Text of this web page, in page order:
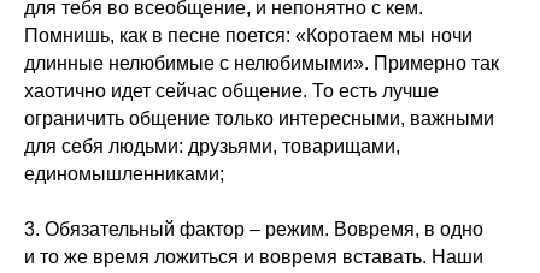
для тебя во всеобщение, и непонятно с кем.
Помнишь, как в песне поется: «Коротаем мы ночи
длинные нелюбимые с нелюбимыми». Примерно так
хаотично идет сейчас общение. То есть лучше
ограничить общение только интересными, важными
для себя людьми: друзьями, товарищами,
единомышленниками;
3. Обязательный фактор – режим. Вовремя, в одно
и то же время ложиться и вовремя вставать. Наши